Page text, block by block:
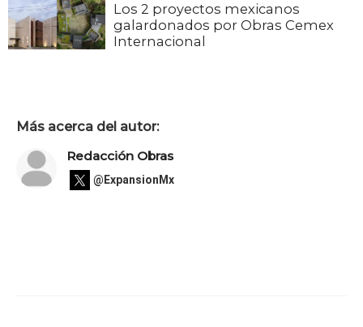
Los 2 proyectos mexicanos
galardonados por Obras Cemex
Internacional
Más acerca del autor:
Redacción Obras
@ExpansionMx